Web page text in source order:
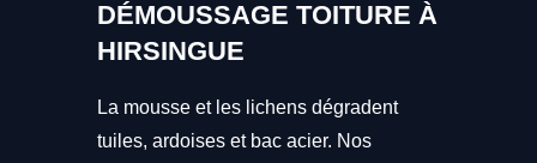
DÉMOUSSAGE TOITURE À
HIRSINGUE
La mousse et les lichens dégradent
tuiles, ardoises et bac acier. Nos